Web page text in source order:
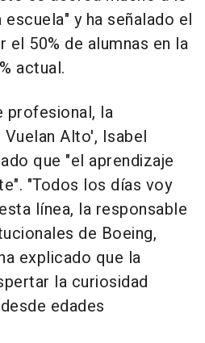
y ha señalado el
50% de alumnas en la
actual.
profesional, la
Alto', Isabel
que "el aprendizaje
"Todos los días voy
línea, la responsable
de Boeing,
explicado que la
la curiosidad
edades